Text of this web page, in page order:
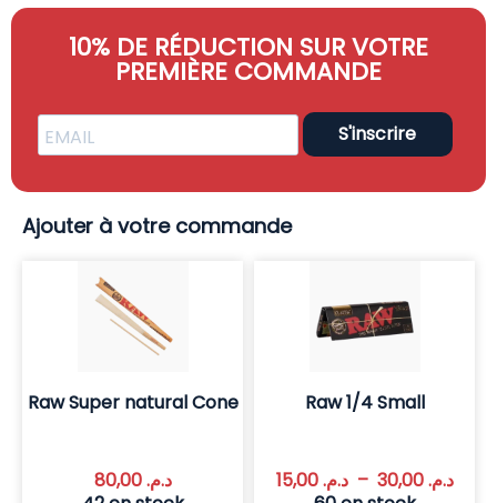
10% DE RÉDUCTION SUR VOTRE
PREMIÈRE COMMANDE
S'inscrire
Ajouter à votre commande
Raw Super natural Cone
د.م.80,00
Raw 1/4 Small
د.م.15,00 – د.م.30,00